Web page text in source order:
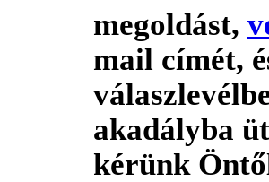
megoldást,
mail címét,
akadályba
kérünk